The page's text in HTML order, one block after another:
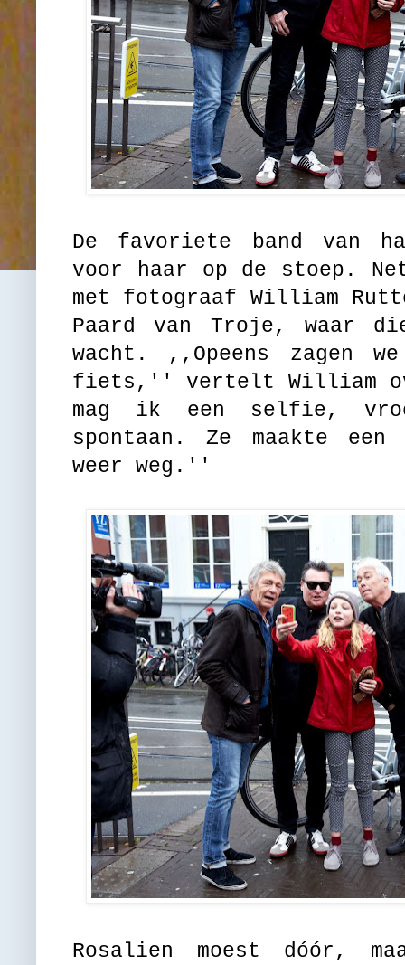
De favoriete band van
voor haar op de stoep.
met fotograaf William
Paard van Troje, waar
wacht. ,,Opeens zagen
fiets,'' vertelt William
mag ik een selfie,
spontaan. Ze maakte
weer weg.''
Rosalien moest dóór,